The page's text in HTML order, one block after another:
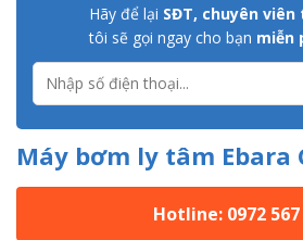
Hãy để lại SĐT, chuyên viên
tôi sẽ gọi ngay cho bạn miễn
Máy bơm ly tâm Ebara
Hotline: 0972 567